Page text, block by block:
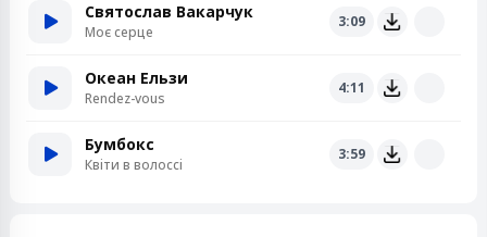
Святослав Вакарчук
Моє серце
3:09
Океан Ельзи
Rendez-vous
4:11
Бумбокс
Квiти в волоссi
3:59